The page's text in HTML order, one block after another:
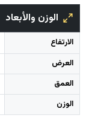
الوزن والأبعاد
الارتفاع
العرض
العمق
الوزن